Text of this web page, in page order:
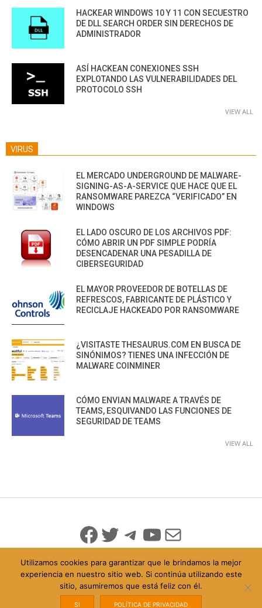
HACKEAR WINDOWS 10 Y 11 CON SECUESTRO
DE DLL SEARCH ORDER SIN DERECHOS DE
ADMINISTRADOR
ASÍ HACKEAN CONEXIONES SSH
EXPLOTANDO LAS VULNERABILIDADES DEL
PROTOCOLO SSH
VIEW ALL
VIRUS
EL MERCADO UNDERGROUND DE MALWARE-
SIGNING-AS-A-SERVICE QUE HACE QUE EL
RANSOMWARE PAREZCA “VERIFICADO” EN
WINDOWS
EL LADO OSCURO DE LOS ARCHIVOS PDF:
CÓMO ABRIR UN PDF SIMPLE PODRÍA
DESENCADENAR UNA PESADILLA DE
CIBERSEGURIDAD
EL MAYOR PROVEEDOR DE BOTELLAS DE
REFRESCOS, FABRICANTE DE PLÁSTICO Y
RECICLAJE HACKEADO POR RANSOMWARE
¿VISITASTE THESAURUS.COM EN BUSCA DE
SINÓNIMOS? TIENES UNA INFECCIÓN DE
MALWARE COINMINER
CÓMO ENVIAN MALWARE A TRAVÉS DE
TEAMS, ESQUIVANDO LAS FUNCIONES DE
SEGURIDAD DE TEAMS
VIEW ALL
Facebook
Twitter
Telegram
YouTube
Mail
© 2026 Todo Derechos Reservados
Política de Privacidad
info@iicybersecurity.com
Utilizamos cookies para garantizar que le brindamos la mejor
experiencia en nuestro sitio web. Si continúa utilizando este
sitio, asumiremos que está feliz con él.
SI POLÍTICA DE PRIVACIDAD